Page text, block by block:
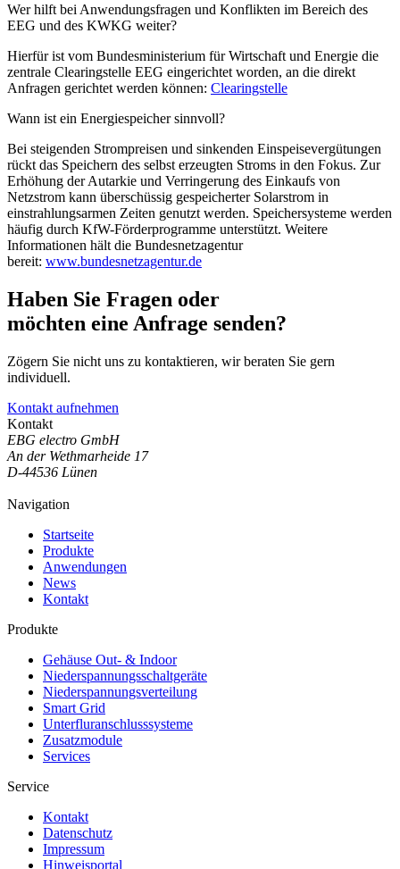
Wer hilft bei Anwendungsfragen und Konflikten im Bereich des
EEG und des KWKG weiter?
Hierfür ist vom Bundesministerium für Wirtschaft und Energie die
zentrale Clearingstelle EEG eingerichtet worden, an die direkt
Anfragen gerichtet werden können: Clearingstelle
Wann ist ein Energiespeicher sinnvoll?
Bei steigenden Strompreisen und sinkenden Einspeisevergütungen
rückt das Speichern des selbst erzeugten Stroms in den Fokus. Zur
Erhöhung der Autarkie und Verringerung des Einkaufs von
Netzstrom kann überschüssig gespeicherter Solarstrom in
einstrahlungsarmen Zeiten genutzt werden. Speichersysteme werden
häufig durch KfW-Förderprogramme unterstützt. Weitere
Informationen hält die Bundesnetzagentur
bereit: www.bundesnetzagentur.de
Haben Sie Fragen oder
möchten eine Anfrage senden?
Zögern Sie nicht uns zu kontaktieren, wir beraten Sie gern
individuell.
Kontakt aufnehmen
Kontakt
EBG electro GmbH
An der Wethmarheide 17
D-44536 Lünen
Navigation
Startseite
Produkte
Anwendungen
News
Kontakt
Produkte
Gehäuse Out- & Indoor
Niederspannungsschaltgeräte
Niederspannungsverteilung
Smart Grid
Unterfluranschlusssysteme
Zusatzmodule
Services
Service
Kontakt
Datenschutz
Impressum
Hinweisportal